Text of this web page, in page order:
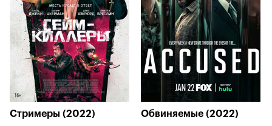
Стримеры (2022) Обвиняемые (2022)